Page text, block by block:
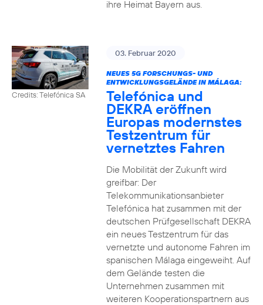
ihre Heimat Bayern aus.
Credits: Telefónica SA
03. Februar 2020
NEUES 5G FORSCHUNGS- UND
ENTWICKLUNGSGELÄNDE IN MÁLAGA:
Telefónica und
DEKRA eröffnen
Europas modernstes
Testzentrum für
vernetztes Fahren
Die Mobilität der Zukunft wird
greifbar: Der
Telekommunikationsanbieter
Telefónica hat zusammen mit der
deutschen Prüfgesellschaft DEKRA
ein neues Testzentrum für das
vernetzte und autonome Fahren im
spanischen Málaga eingeweiht. Auf
dem Gelände testen die
Unternehmen zusammen mit
weiteren Kooperationspartnern aus